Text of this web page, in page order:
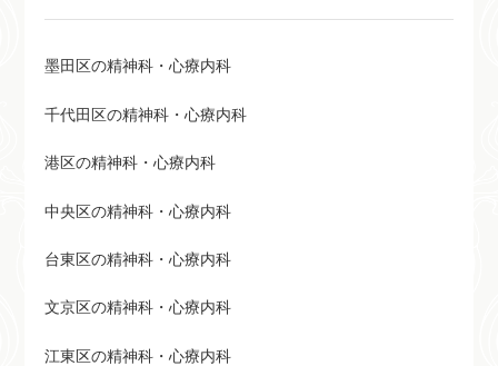
墨田区の精神科・心療内科
千代田区の精神科・心療内科
港区の精神科・心療内科
中央区の精神科・心療内科
台東区の精神科・心療内科
文京区の精神科・心療内科
江東区の精神科・心療内科